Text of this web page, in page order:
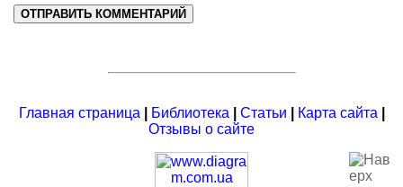
Главная страница Библиотека Статьи Карта сайта
Отзывы о сайте